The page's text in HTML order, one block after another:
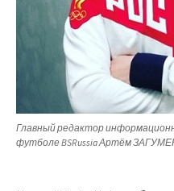
Главный редактор
футболе BSRussia Артём